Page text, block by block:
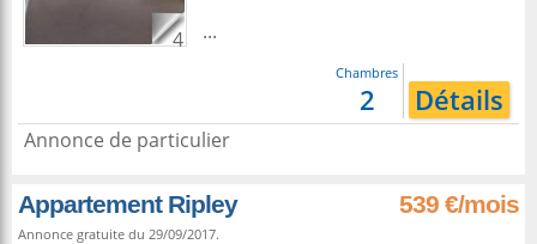
4
...
Chambres
2 Détails
Annonce de particulier
Appartement Ripley 539 €/mois
Annonce gratuite du 29/09/2017.